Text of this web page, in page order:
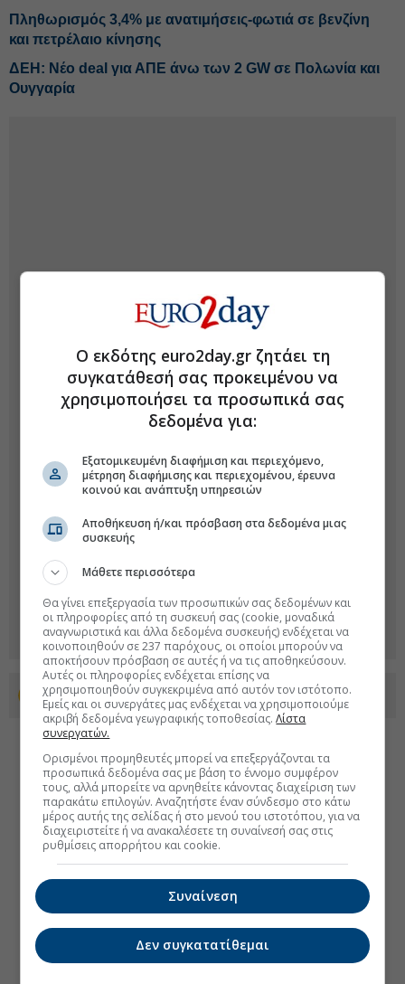
Πληθωρισμός 3,4% με ανατιμήσεις-φωτιά σε βενζίνη
και πετρέλαιο κίνησης
ΔΕΗ: Νέο deal για ΑΠΕ άνω των 2 GW σε Πολωνία και
Ουγγαρία
Προσθέστε το euro2day.gr στο Discover
Ο εκδότης euro2day.gr ζητάει τη
συγκατάθεσή σας προκειμένου να
χρησιμοποιήσει τα προσωπικά σας
δεδομένα για:
Εξατομικευμένη διαφήμιση και περιεχόμενο,
μέτρηση διαφήμισης και περιεχομένου, έρευνα
κοινού και ανάπτυξη υπηρεσιών
Αποθήκευση ή/και πρόσβαση στα δεδομένα μιας
συσκευής
Μάθετε περισσότερα
Θα γίνει επεξεργασία των προσωπικών σας δεδομένων και
οι πληροφορίες από τη συσκευή σας (cookie, μοναδικά
αναγνωριστικά και άλλα δεδομένα συσκευής) ενδέχεται να
κοινοποιηθούν σε 237 παρόχους, οι οποίοι μπορούν να
αποκτήσουν πρόσβαση σε αυτές ή να τις αποθηκεύσουν.
Αυτές οι πληροφορίες ενδέχεται επίσης να
χρησιμοποιηθούν συγκεκριμένα από αυτόν τον ιστότοπο.
Εμείς και οι συνεργάτες μας ενδέχεται να χρησιμοποιούμε
ακριβή δεδομένα γεωγραφικής τοποθεσίας.Λίστα
συνεργατών.
Ορισμένοι προμηθευτές μπορεί να επεξεργάζονται τα
προσωπικά δεδομένα σας με βάση το έννομο συμφέρον
τους, αλλά μπορείτε να αρνηθείτε κάνοντας διαχείριση των
παρακάτω επιλογών. Αναζητήστε έναν σύνδεσμο στο κάτω
μέρος αυτής της σελίδας ή στο μενού του ιστοτόπου, για να
διαχειριστείτε ή να ανακαλέσετε τη συναίνεσή σας στις
ρυθμίσεις απορρήτου και cookie.
Συναίνεση
Δεν συγκατατίθεμαι